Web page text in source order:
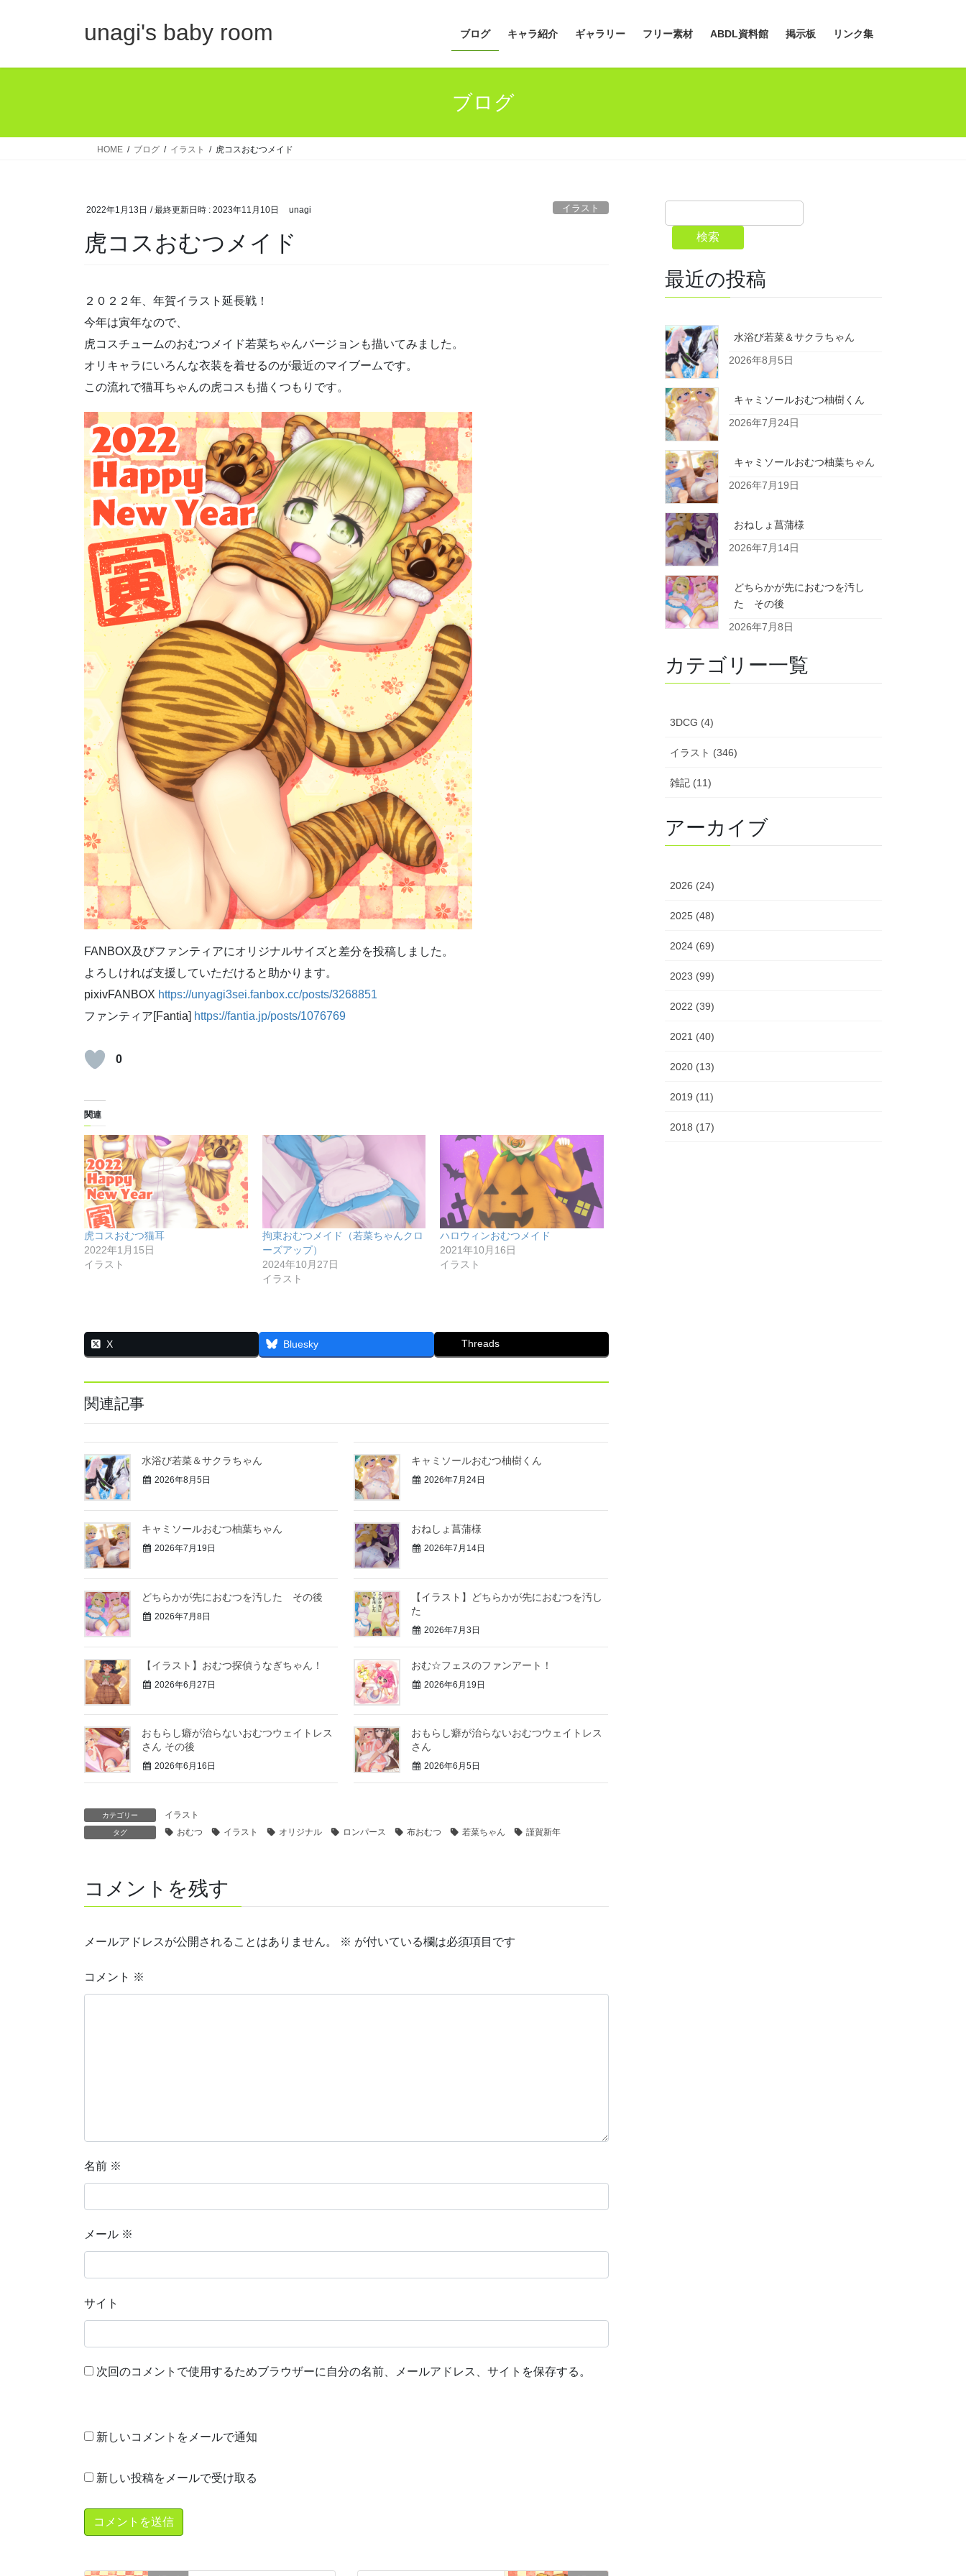
unagi's baby room ブログ キャラ紹介 ギャラリー フリー素材 ABDL資料館 掲示板 リンク集
ブログ
HOME ブログ イラスト 虎コスおむつメイド
2022年1月13日 / 最終更新日時 : 2023年11月10日 unagi イラスト
虎コスおむつメイド
２０２２年、年賀イラスト延長戦！
今年は寅年なので、
虎コスチュームのおむつメイド若菜ちゃんバージョンも描いてみました。
オリキャラにいろんな衣装を着せるのが最近のマイブームです。
この流れで猫耳ちゃんの虎コスも描くつもりです。
FANBOX及びファンティアにオリジナルサイズと差分を投稿しました。
よろしければ支援していただけると助かります。
pixivFANBOX https://unyagi3sei.fanbox.cc/posts/3268851
ファンティア[Fantia] https://fantia.jp/posts/1076769
0
関連
虎コスおむつ猫耳
2022年1月15日
イラスト
拘束おむつメイド（若菜ちゃんクロ
ーズアップ）
2024年10月27日
イラスト
ハロウィンおむつメイド
2021年10月16日
イラスト
X Bluesky Threads
関連記事
水浴び若菜＆サクラちゃん
2026年8月5日
キャミソールおむつ柚樹くん
2026年7月24日
キャミソールおむつ柚葉ちゃん
2026年7月19日
おねしょ菖蒲様
2026年7月14日
どちらかが先におむつを汚した その後
2026年7月8日
【イラスト】どちらかが先におむつを汚し
た
2026年7月3日
【イラスト】おむつ探偵うなぎちゃん！
2026年6月27日
おむ☆フェスのファンアート！
2026年6月19日
おもらし癖が治らないおむつウェイトレス
さん その後
2026年6月16日
おもらし癖が治らないおむつウェイトレス
さん
2026年6月5日
カテゴリー イラスト
タグ おむつ イラスト オリジナル ロンパース 布おむつ 若菜ちゃん 謹賀新年
コメントを残す
メールアドレスが公開されることはありません。 ※ が付いている欄は必須項目です
コメント ※
名前 ※
メール ※
サイト
次回のコメントで使用するためブラウザーに自分の名前、メールアドレス、サイトを保存する。
新しいコメントをメールで通知
新しい投稿をメールで受け取る
検索
最近の投稿
水浴び若菜＆サクラちゃん
2026年8月5日
キャミソールおむつ柚樹くん
2026年7月24日
キャミソールおむつ柚葉ちゃん
2026年7月19日
おねしょ菖蒲様
2026年7月14日
どちらかが先におむつを汚し
た その後
2026年7月8日
カテゴリー一覧
3DCG (4)
イラスト (346)
雑記 (11)
アーカイブ
2026 (24)
2025 (48)
2024 (69)
2023 (99)
2022 (39)
2021 (40)
2020 (13)
2019 (11)
2018 (17)